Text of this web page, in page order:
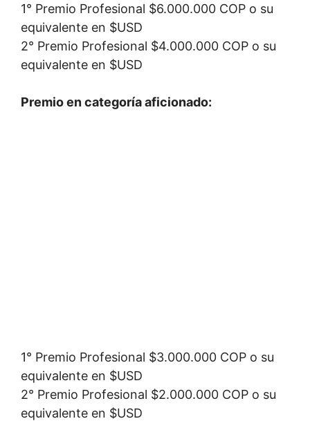
1° Premio Profesional $6.000.000 COP o su
equivalente en $USD
2° Premio Profesional $4.000.000 COP o su
equivalente en $USD
Premio en categoría aficionado:
1° Premio Profesional $3.000.000 COP o su
equivalente en $USD
2° Premio Profesional $2.000.000 COP o su
equivalente en $USD